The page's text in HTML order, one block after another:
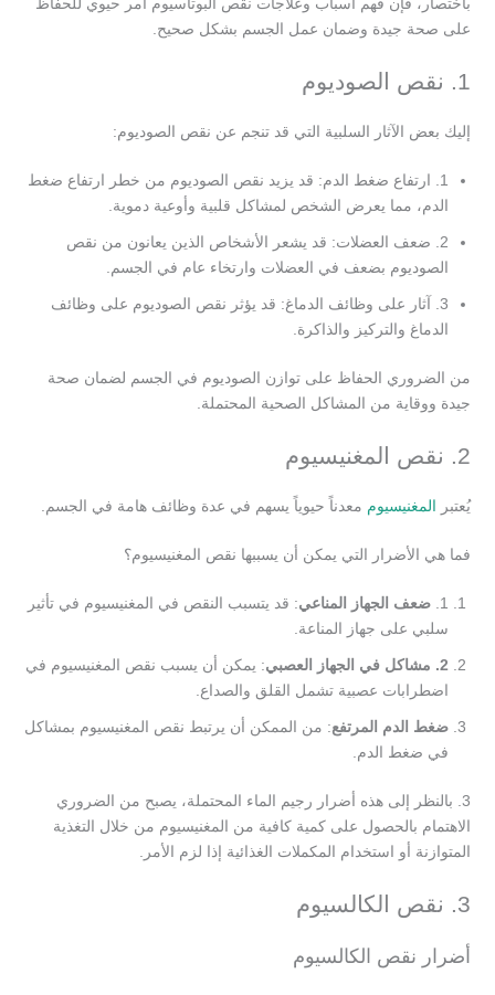
على صحة جيدة وضمان عمل الجسم بشكل صحيح.
1. نقص الصوديوم
إليك بعض الآثار السلبية التي قد تنجم عن نقص الصوديوم:
1. ارتفاع ضغط الدم: قد يزيد نقص الصوديوم من خطر ارتفاع ضغط
الدم، مما يعرض الشخص لمشاكل قلبية وأوعية دموية.
2. ضعف العضلات: قد يشعر الأشخاص الذين يعانون من نقص
الصوديوم بضعف في العضلات وارتخاء عام في الجسم.
3. آثار على وظائف الدماغ: قد يؤثر نقص الصوديوم على وظائف
الدماغ والتركيز والذاكرة.
من الضروري الحفاظ على توازن الصوديوم في الجسم لضمان صحة
جيدة ووقاية من المشاكل الصحية المحتملة.
2. نقص المغنيسيوم
يُعتبر المغنيسيوم معدناً حيوياً يسهم في عدة وظائف هامة في الجسم.
فما هي الأضرار التي يمكن أن يسببها نقص المغنيسيوم؟
1. ضعف الجهاز المناعي: قد يتسبب النقص في المغنيسيوم في تأثير
سلبي على جهاز المناعة.
2. مشاكل في الجهاز العصبي
: يمكن أن يسبب نقص المغنيسيوم في
اضطرابات عصبية تشمل القلق والصداع.
ضغط الدم المرتفع: من الممكن أن يرتبط نقص المغنيسيوم بمشاكل
في ضغط الدم.
3. بالنظر إلى هذه أضرار رجيم الماء المحتملة، يصبح من الضروري
الاهتمام بالحصول على كمية كافية من المغنيسيوم من خلال التغذية
المتوازنة أو استخدام المكملات الغذائية إذا لزم الأمر.
3. نقص الكالسيوم
أضرار نقص الكالسيوم